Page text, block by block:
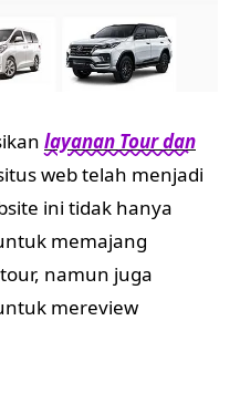
layanan Tour dan
web telah menjadi
ini tidak hanya
memajang
namun juga
mereview